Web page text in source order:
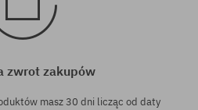
zwrot zakupów
masz 30 dni licząc od daty